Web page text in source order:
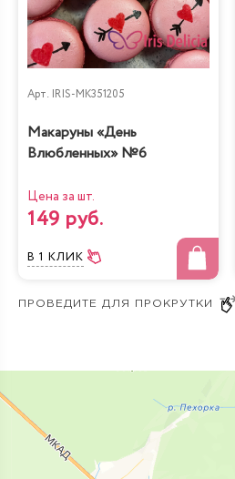
Арт. IRIS-MK351205
Макаруны «День
Влюбленных» №6
Цена за шт.
149 руб.
В 1 КЛИК